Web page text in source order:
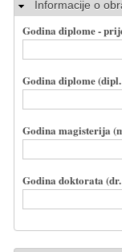
SakrijInformacije o
Godina diplome -
Godina diplome
Godina magisterija
Godina doktorata (dr.